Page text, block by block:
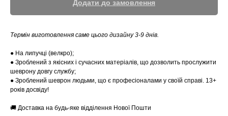
Додати до замовлення
Термін виготовлення саме цього дизайну 3-9 днів.
● На липучці (велкро);
● Зроблений з якісних і сучасних матеріалів, що дозволить прослужити
шеврону довгу службу;
● Зроблений шеврон людьми, що є професіоналами у своїй справі. 13+
років досвіду!
🚚 Доставка на будь-яке відділення Нової Пошти